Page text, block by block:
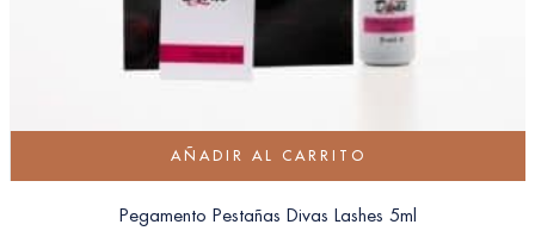
AÑADIR AL CARRITO
Pegamento Pestañas Divas Lashes 5ml